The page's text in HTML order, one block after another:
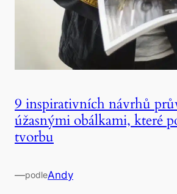
9 inspirativních návrhů
úžasnými obálkami, které
tvorbu
—podleAndy